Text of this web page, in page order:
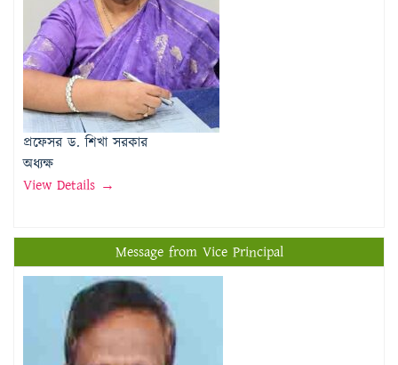
প্রফেসর ড. শিখা সরকার
অধ্যক্ষ
View Details →